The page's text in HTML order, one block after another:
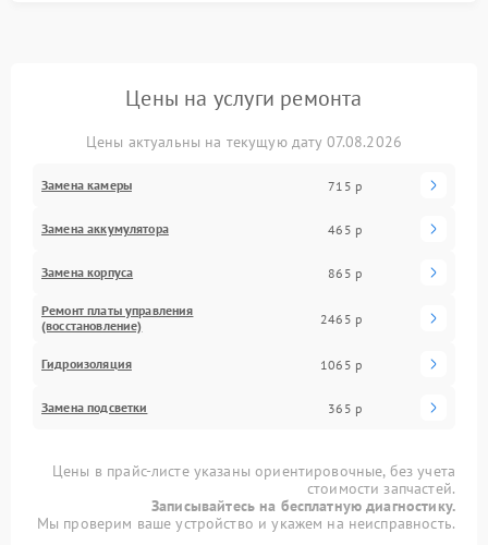
Цены на услуги ремонта
Цены актуальны на текущую дату 07.08.2026
Замена камеры 715 р
Замена аккумулятора 465 р
Замена корпуса 865 р
Ремонт платы управления
(восстановление)
2465 р
Гидроизоляция 1065 р
Замена подсветки 365 р
Цены в прайс-листе указаны ориентировочные, без учета
стоимости запчастей.
Записывайтесь на бесплатную диагностику.
Мы проверим ваше устройство и укажем на неисправность.